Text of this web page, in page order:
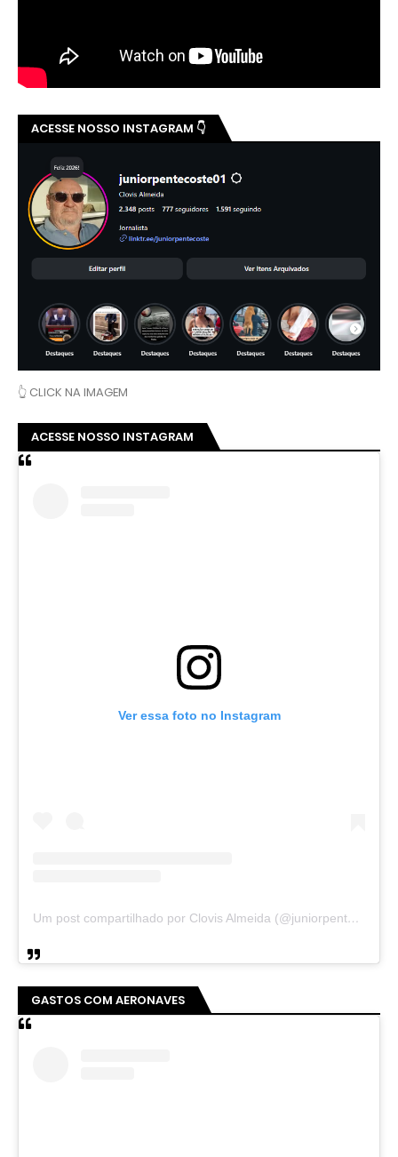
ACESSE NOSSO INSTAGRAM 👇
👆 CLICK NA IMAGEM
ACESSE NOSSO INSTAGRAM
Ver essa foto no Instagram
Um post compartilhado por Clovis Almeida (@juniorpentecoste01)
GASTOS COM AERONAVES